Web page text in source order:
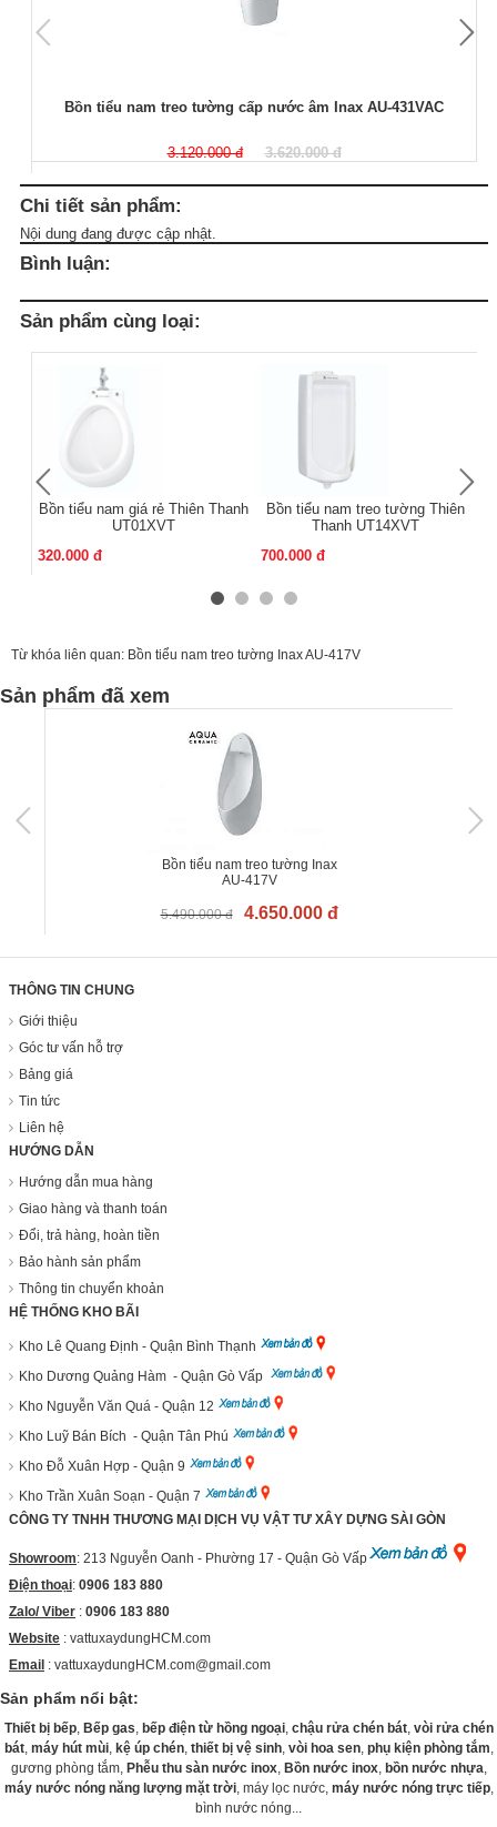
Bồn tiểu nam treo tường cấp nước âm Inax AU-431VAC
3.120.000 đ 3.620.000 đ
Chi tiết sản phẩm:
Nội dung đang được cập nhật.
Bình luận:
Sản phẩm cùng loại:
Bồn tiểu nam giá rẻ Thiên Thanh
UT01XVT
320.000 đ
Bồn tiểu nam treo tường Thiên
Thanh UT14XVT
700.000 đ
Từ khóa liên quan: Bồn tiểu nam treo tường Inax AU-417V
Sản phẩm đã xem
Bồn tiểu nam treo tường Inax
AU-417V
5.490.000 đ 4.650.000 đ
THÔNG TIN CHUNG
Giới thiệu
Góc tư vấn hỗ trợ
Bảng giá
Tin tức
Liên hệ
HƯỚNG DẪN
Hướng dẫn mua hàng
Giao hàng và thanh toán
Đổi, trả hàng, hoàn tiền
Bảo hành sản phẩm
Thông tin chuyển khoản
HỆ THỐNG KHO BÃI
Kho Lê Quang Định - Quận Bình Thạnh
Kho Dương Quảng Hàm - Quận Gò Vấp
Kho Nguyễn Văn Quá - Quận 12
Kho Luỹ Bán Bích - Quận Tân Phú
Kho Đỗ Xuân Hợp - Quận 9
Kho Trần Xuân Soạn - Quận 7
CÔNG TY TNHH THƯƠNG MẠI DỊCH VỤ VẬT TƯ XÂY DỰNG SÀI GÒN
Showroom: 213 Nguyễn Oanh - Phường 17 - Quận Gò Vấp
Điện thoại: 0906 183 880
Zalo/ Viber : 0906 183 880
Website : vattuxaydungHCM.com
Email : vattuxaydungHCM.com@gmail.com
Sản phẩm nổi bật:
Thiết bị bếp, Bếp gas, bếp điện từ hồng ngoại, chậu rửa chén bát, vòi rửa chén
bát, máy hút mùi, kệ úp chén, thiết bị vệ sinh, vòi hoa sen, phụ kiện phòng tắm,
gương phòng tắm, Phễu thu sàn nước inox, Bồn nước inox, bồn nước nhựa,
máy nước nóng năng lượng mặt trời, máy lọc nước, máy nước nóng trực tiếp,
bình nước nóng...